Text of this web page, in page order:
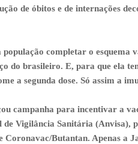
de óbitos e de internações
completar o esquema
do brasileiro. E, para que ela
a segunda dose. Só assim a
campanha para incentivar a
Vigilância Sanitária (Anvisa),
Butantan. Apenas a